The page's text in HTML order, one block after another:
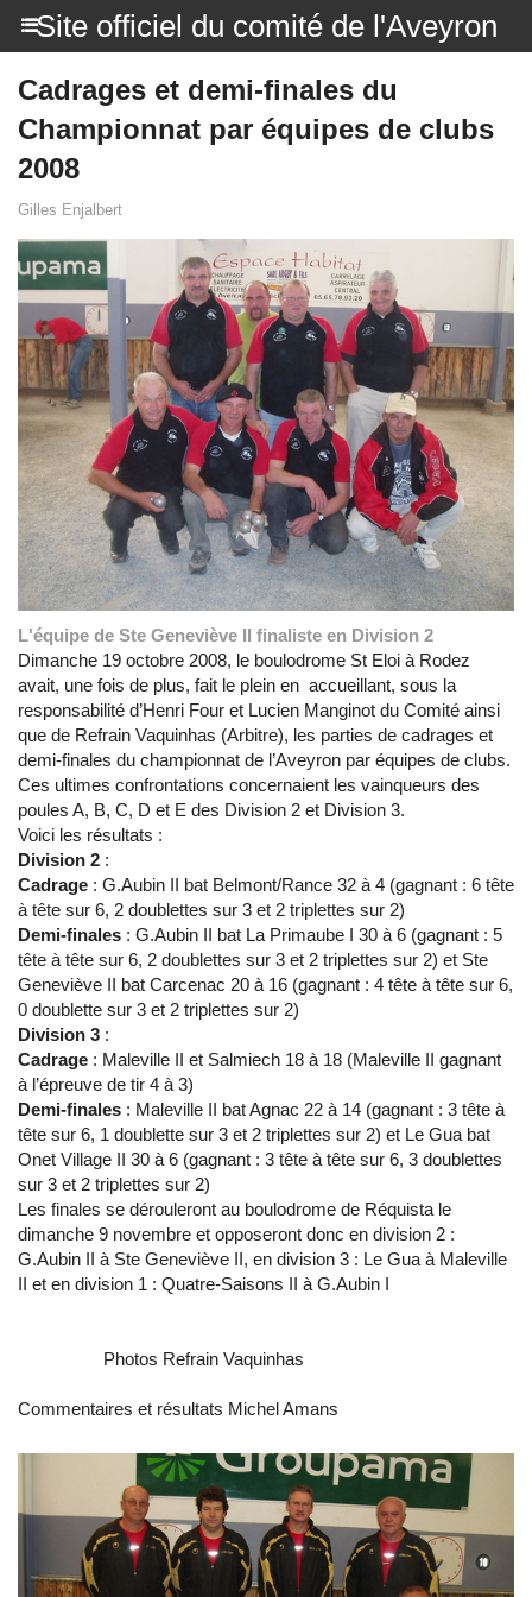
Site officiel du comité de l'Aveyron
Cadrages et demi-finales du
Championnat par équipes de clubs
2008
Gilles Enjalbert
L'équipe de Ste Geneviève II finaliste en Division 2
Dimanche 19 octobre 2008, le boulodrome St Eloi à Rodez
avait, une fois de plus, fait le plein en accueillant, sous la
responsabilité d’Henri Four et Lucien Manginot du Comité ainsi
que de Refrain Vaquinhas (Arbitre), les parties de cadrages et
demi-finales du championnat de l’Aveyron par équipes de clubs.
Ces ultimes confrontations concernaient les vainqueurs des
poules A, B, C, D et E des Division 2 et Division 3.
Voici les résultats :
Division 2 :
Cadrage : G.Aubin II bat Belmont/Rance 32 à 4 (gagnant : 6 tête
à tête sur 6, 2 doublettes sur 3 et 2 triplettes sur 2)
Demi-finales : G.Aubin II bat La Primaube I 30 à 6 (gagnant : 5
tête à tête sur 6, 2 doublettes sur 3 et 2 triplettes sur 2) et Ste
Geneviève II bat Carcenac 20 à 16 (gagnant : 4 tête à tête sur 6,
0 doublette sur 3 et 2 triplettes sur 2)
Division 3 :
Cadrage : Maleville II et Salmiech 18 à 18 (Maleville II gagnant
à l’épreuve de tir 4 à 3)
Demi-finales : Maleville II bat Agnac 22 à 14 (gagnant : 3 tête à
tête sur 6, 1 doublette sur 3 et 2 triplettes sur 2) et Le Gua bat
Onet Village II 30 à 6 (gagnant : 3 tête à tête sur 6, 3 doublettes
sur 3 et 2 triplettes sur 2)
Les finales se dérouleront au boulodrome de Réquista le
dimanche 9 novembre et opposeront donc en division 2 :
G.Aubin II à Ste Geneviève II, en division 3 : Le Gua à Maleville
II et en division 1 : Quatre-Saisons II à G.Aubin I
Photos Refrain Vaquinhas
Commentaires et résultats Michel Amans